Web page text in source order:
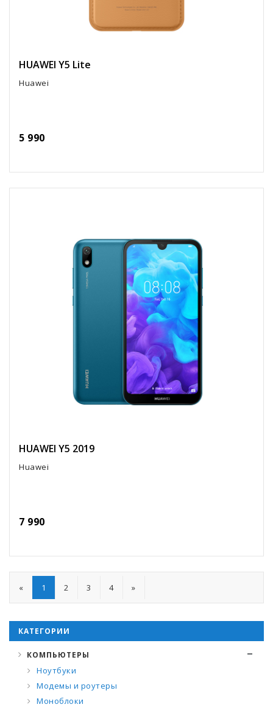
HUAWEI Y5 Lite
Huawei
5 990
HUAWEI Y5 2019
Huawei
7 990
« 1 2 3 4 »
КАТЕГОРИИ
КОМПЬЮТЕРЫ
Ноутбуки
Модемы и роутеры
Моноблоки